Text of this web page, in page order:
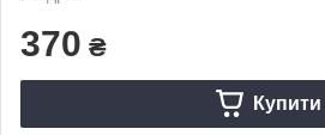
370 ₴
Купити